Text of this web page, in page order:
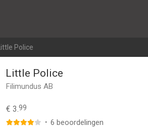
>Little Police
Little Police
Filimundus AB
€ 3.99
· 6 beoordelingen